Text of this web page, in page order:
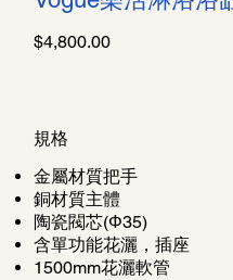
價
格
$4,800.00
規格
金屬材質把手
銅材質主體
陶瓷閥芯(Φ35)
含單功能花灑，插座
1500mm花灑軟管